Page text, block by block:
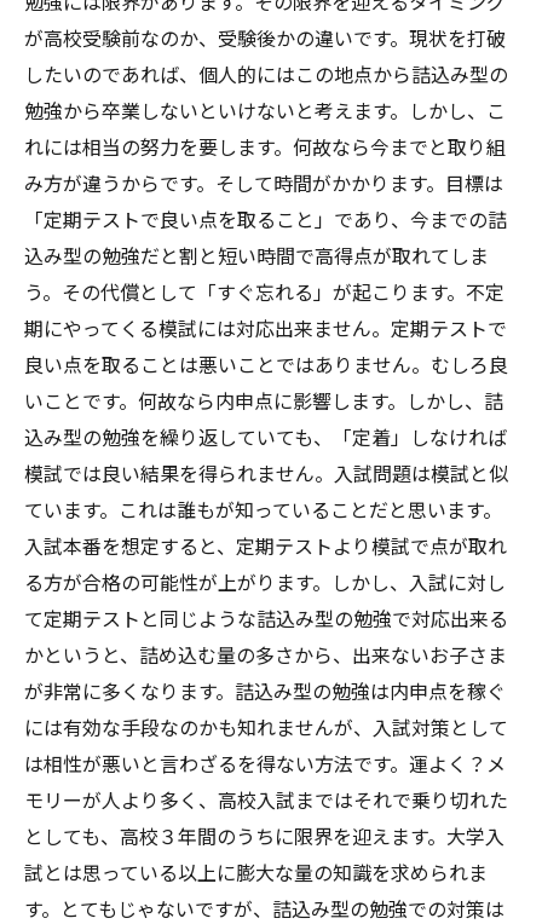
が高校受験前なのか、受験後かの違いです。現状を打破
したいのであれば、個人的にはこの地点から詰込み型の
勉強から卒業しないといけないと考えます。しかし、こ
れには相当の努力を要します。何故なら今までと取り組
み方が違うからです。そして時間がかかります。目標は
「定期テストで良い点を取ること」であり、今までの詰
込み型の勉強だと割と短い時間で高得点が取れてしま
う。その代償として「すぐ忘れる」が起こります。不定
期にやってくる模試には対応出来ません。定期テストで
良い点を取ることは悪いことではありません。むしろ良
いことです。何故なら内申点に影響します。しかし、詰
込み型の勉強を繰り返していても、「定着」しなければ
模試では良い結果を得られません。入試問題は模試と似
ています。これは誰もが知っていることだと思います。
入試本番を想定すると、定期テストより模試で点が取れ
る方が合格の可能性が上がります。しかし、入試に対し
て定期テストと同じような詰込み型の勉強で対応出来る
かというと、詰め込む量の多さから、出来ないお子さま
が非常に多くなります。詰込み型の勉強は内申点を稼ぐ
には有効な手段なのかも知れませんが、入試対策として
は相性が悪いと言わざるを得ない方法です。運よく？メ
モリーが人より多く、高校入試まではそれで乗り切れた
としても、高校３年間のうちに限界を迎えます。大学入
試とは思っている以上に膨大な量の知識を求められま
す。とてもじゃないですが、詰込み型の勉強での対策は